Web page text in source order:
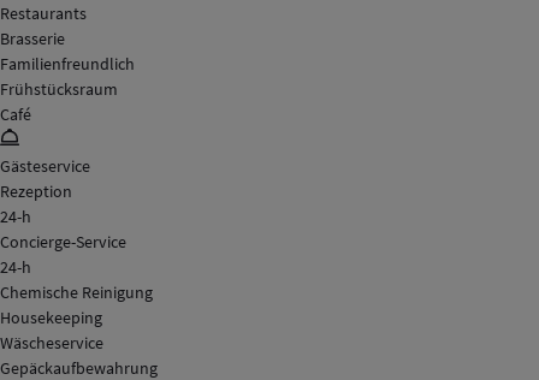
Restaurants
Brasserie
Familienfreundlich
Frühstücksraum
Café
Gästeservice
Rezeption
24-h
Concierge-Service
24-h
Chemische Reinigung
Housekeeping
Wäscheservice
Gepäckaufbewahrung